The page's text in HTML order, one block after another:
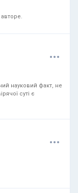
...
науковий факт, не
суті є
...